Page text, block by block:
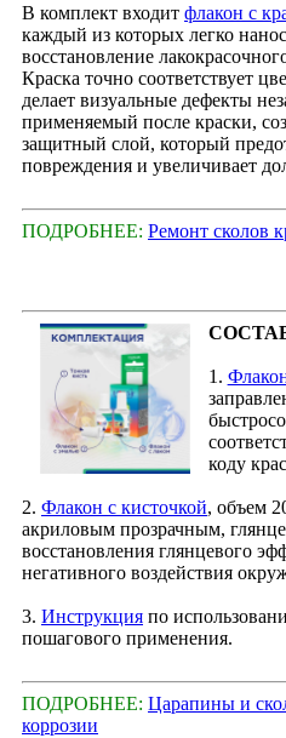
В комплект входит флакон с
каждый из которых легко
восстановление
Краска точно соответствует
делает визуальные дефекты
применяемый после краски,
защитный слой, который
повреждения и увеличивает
ПОДРОБНЕЕ: Ремонт сколов
1.
коду
2. Флакон с кисточкой, объем
акриловым прозрачным,
восстановления глянцевого
негативного воздействия
3. Инструкция по
пошагового применения.
ПОДРОБНЕЕ: Царапины и
коррозии